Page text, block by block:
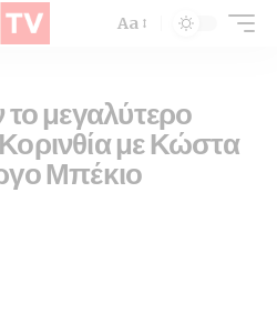
Aa
το μεγαλύτερο
με Κώστα
Μπέκιο